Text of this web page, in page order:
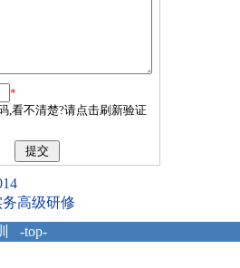
*
高级研修
-top-